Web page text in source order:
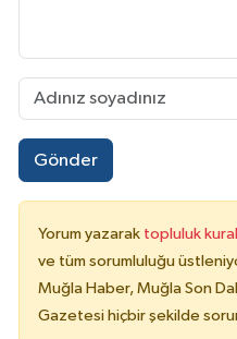
Gönder
Yorum yazarak topluluk
ve tüm sorumluluğu
Muğla Haber, Muğla Son
Gazetesi hiçbir şekilde